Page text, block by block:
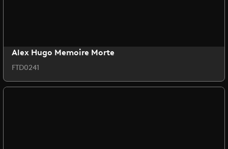
Alex Hugo Memoire Morte
FTD0241